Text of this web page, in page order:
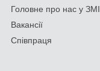
Головне про нас у ЗМІ
Вакансії
Співпраця